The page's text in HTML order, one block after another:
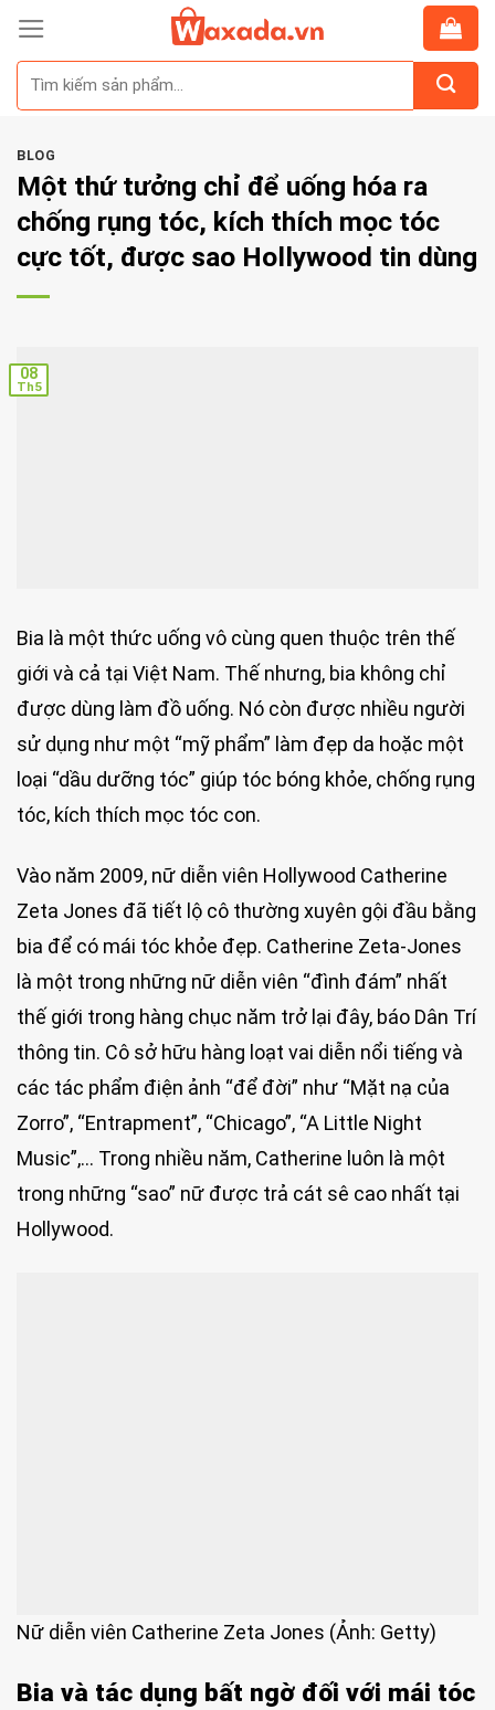
Skip
content
BLOG
Một thứ tưởng chỉ để uống hóa ra
chống rụng tóc, kích thích mọc tóc
cực tốt, được sao Hollywood tin dùng
08
Th5
Bia là một thức uống vô cùng quen thuộc trên thế
giới và cả tại Việt Nam. Thế nhưng, bia không chỉ
được dùng làm đồ uống. Nó còn được nhiều người
sử dụng như một “mỹ phẩm” làm đẹp da hoặc một
loại “dầu dưỡng tóc” giúp tóc bóng khỏe, chống rụng
tóc, kích thích mọc tóc con.
Vào năm 2009, nữ diễn viên Hollywood Catherine
Zeta Jones đã tiết lộ cô thường xuyên gội đầu bằng
bia để có mái tóc khỏe đẹp. Catherine Zeta-Jones
là một trong những nữ diễn viên “đình đám” nhất
thế giới trong hàng chục năm trở lại đây, báo Dân Trí
thông tin. Cô sở hữu hàng loạt vai diễn nổi tiếng và
các tác phẩm điện ảnh “để đời” như “Mặt nạ của
Zorro”, “Entrapment”, “Chicago”, “A Little Night
Music”,… Trong nhiều năm, Catherine luôn là một
trong những “sao” nữ được trả cát sê cao nhất tại
Hollywood.
Nữ diễn viên Catherine Zeta Jones (Ảnh: Getty)
Bia và tác dụng bất ngờ đối với mái tóc